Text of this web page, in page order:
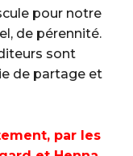
pour notre
de pérennité.
sont
de partage et
par les